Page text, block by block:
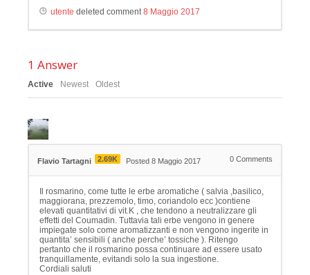
utente deleted comment8 Maggio 2017
1 Answer
Active Newest Oldest
Flavio Tartagni 2.69K Posted 8 Maggio 2017 0 Comments
Il rosmarino, come tutte le erbe aromatiche ( salvia ,basilico,
maggiorana, prezzemolo, timo, coriandolo ecc )contiene
elevati quantitativi di vit.K , che tendono a neutralizzare gli
effetti del Coumadin. Tuttavia tali erbe vengono in genere
impiegate solo come aromatizzanti e non vengono ingerite in
quantita’ sensibili ( anche perche’ tossiche ). Ritengo
pertanto che il rosmarino possa continuare ad essere usato
tranquillamente, evitandi solo la sua ingestione.
Cordiali saluti